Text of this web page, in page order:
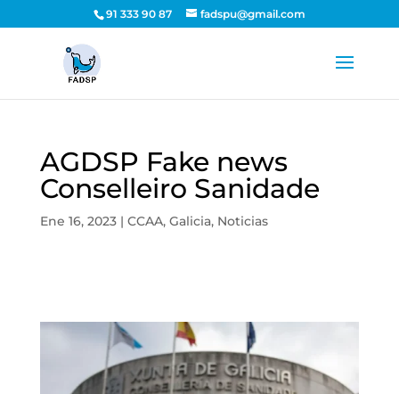
91 333 90 87 fadspu@gmail.com
AGDSP Fake news
Conselleiro Sanidade
Ene 16, 2023| CCAA, Galicia, Noticias